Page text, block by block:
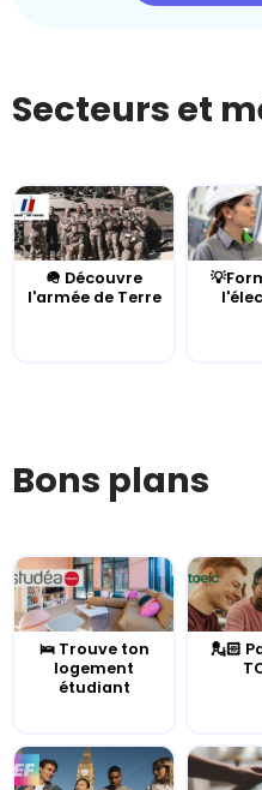
Secteurs et
🪖 Découvre
l'armée de Terre
Bons plans
🛌 Trouve ton
logement
étudiant
💂🏻